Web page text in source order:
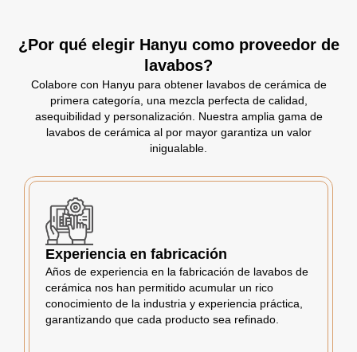
¿Por qué elegir Hanyu como proveedor de
lavabos?
Colabore con Hanyu para obtener lavabos de cerámica de
primera categoría, una mezcla perfecta de calidad,
asequibilidad y personalización. Nuestra amplia gama de
lavabos de cerámica al por mayor garantiza un valor
inigualable.
Experiencia en fabricación
Años de experiencia en la fabricación de lavabos de
cerámica nos han permitido acumular un rico
conocimiento de la industria y experiencia práctica,
garantizando que cada producto sea refinado.